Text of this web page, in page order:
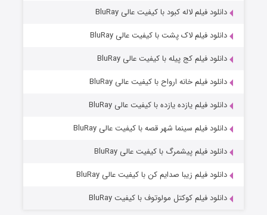
دانلود فیلم لاله کبود با کیفیت عالی BluRay
دانلود فیلم لاک پشت با کیفیت عالی BluRay
دانلود فیلم کج‌ پیله با کیفیت عالی BluRay
دانلود فیلم خانه ارواح با کیفیت عالی BluRay
دانلود فیلم یازده یازده با کیفیت عالی BluRay
دانلود فیلم سینما شهر قصه با کیفیت عالی BluRay
دانلود فیلم پیشمرگ با کیفیت عالی BluRay
دانلود فیلم زیبا صدایم کن با کیفیت عالی BluRay
دانلود فیلم کوکتل مولوتوف با کیفیت BluRay